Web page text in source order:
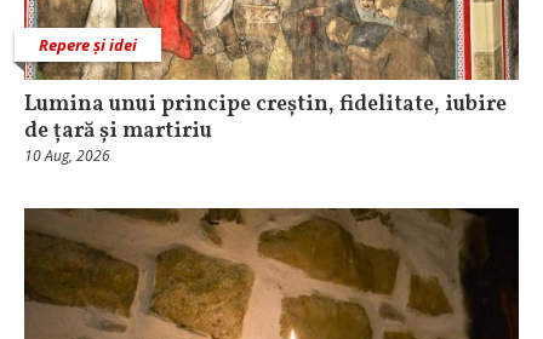
Repere și idei
Lumina unui principe creștin, fidelitate, iubire
de țară și martiriu
10 Aug, 2026